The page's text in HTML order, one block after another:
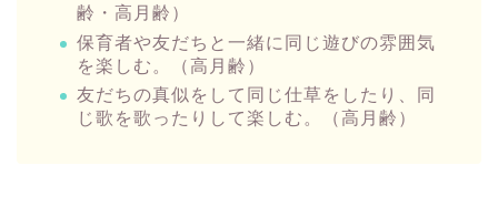
齢・高月齢）
保育者や友だちと一緒に同じ遊びの雰囲気
を楽しむ。（高月齢）
友だちの真似をして同じ仕草をしたり、同
じ歌を歌ったりして楽しむ。（高月齢）